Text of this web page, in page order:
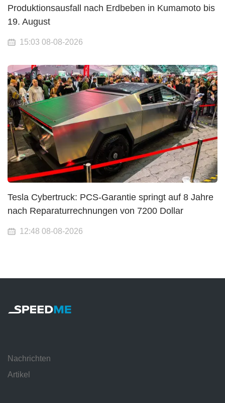
Produktionsausfall nach Erdbeben in Kumamoto bis
19. August
15:03 08-08-2026
Tesla Cybertruck: PCS-Garantie springt auf 8 Jahre
nach Reparaturrechnungen von 7200 Dollar
12:48 08-08-2026
Nachrichten
Artikel